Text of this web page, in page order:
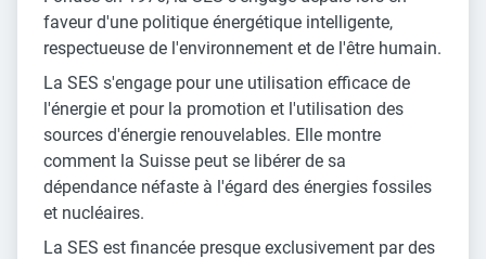
faveur d'une politique énergétique intelligente,
respectueuse de l'environnement et de l'être humain.
La SES s'engage pour une utilisation efficace de
l'énergie et pour la promotion et l'utilisation des
sources d'énergie renouvelables. Elle montre
comment la Suisse peut se libérer de sa
dépendance néfaste à l'égard des énergies fossiles
et nucléaires.
La SES est financée presque exclusivement par des